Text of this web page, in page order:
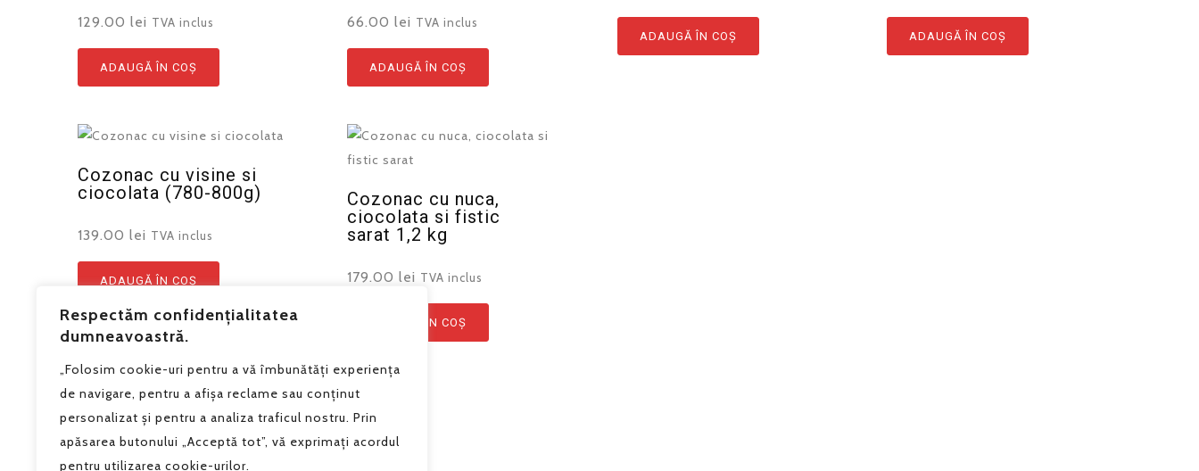
Respectăm confidențialitatea
dumneavoastră.
„Folosim cookie-uri pentru a vă îmbunătăți experiența
de navigare, pentru a afișa reclame sau conținut
personalizat și pentru a analiza traficul nostru. Prin
apăsarea butonului „Acceptă tot”, vă exprimați acordul
pentru utilizarea cookie-urilor.
5.00
129.00 lei TVA inclus
ADAUGĂ ÎN COȘ
5.00
66.00lei TVA inclus
ADAUGĂ ÎN COȘ
ADAUGĂ ÎN COȘ ADAUGĂ ÎN COȘ
Cozonac cu visine si
ciocolata (780-800g)
139.00 lei TVA inclus
ADAUGĂ ÎN COȘ
Cozonac cu nuca,
ciocolata si fistic
sarat 1,2 kg
179.00lei TVA inclus
ADAUGĂ ÎN COȘ